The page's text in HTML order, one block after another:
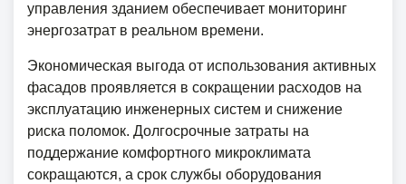
управления зданием обеспечивает мониторинг
энергозатрат в реальном времени.
Экономическая выгода от использования активных
фасадов проявляется в сокращении расходов на
эксплуатацию инженерных систем и снижение
риска поломок. Долгосрочные затраты на
поддержание комфортного микроклимата
сокращаются, а срок службы оборудования